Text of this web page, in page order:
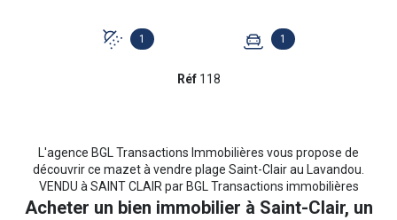
1 1
Réf 118
L'agence BGL Transactions Immobilières vous propose de
découvrir ce mazet à vendre plage Saint-Clair au Lavandou.
VENDU à SAINT CLAIR par BGL Transactions immobilières
Acheter un bien immobilier à Saint-Clair, un